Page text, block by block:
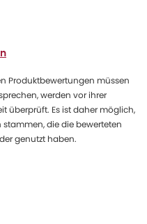
Produktbewertungen müssen
werden vor ihrer
überprüft. Es ist daher möglich,
die die bewerteten
genutzt haben.